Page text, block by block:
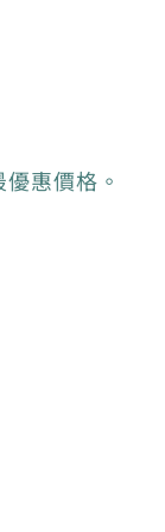
惠價格。